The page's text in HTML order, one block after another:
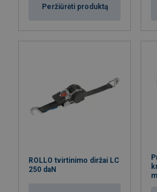
Peržiūrėti produktą
ROLLO tvirtinimo diržai LC
250 daN